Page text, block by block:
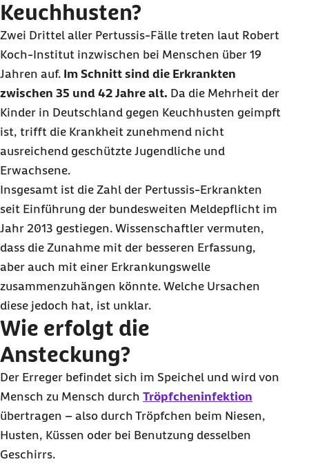
Keuchhusten?
Zwei Drittel aller Pertussis-Fälle treten laut Robert
Koch-Institut inzwischen bei Menschen über 19
Jahren auf. Im Schnitt sind die Erkrankten
zwischen 35 und 42 Jahre alt. Da die Mehrheit der
Kinder in Deutschland gegen Keuchhusten geimpft
ist, trifft die Krankheit zunehmend nicht
ausreichend geschützte Jugendliche und
Erwachsene.
Insgesamt ist die Zahl der Pertussis-Erkrankten
seit Einführung der bundesweiten Meldepflicht im
Jahr 2013 gestiegen. Wissenschaftler vermuten,
dass die Zunahme mit der besseren Erfassung,
aber auch mit einer Erkrankungswelle
zusammenzuhängen könnte. Welche Ursachen
diese jedoch hat, ist unklar.
Wie erfolgt die
Ansteckung?
Der Erreger befindet sich im Speichel und wird von
Mensch zu Mensch durch Tröpfcheninfektion
übertragen – also durch Tröpfchen beim Niesen,
Husten, Küssen oder bei Benutzung desselben
Geschirrs.